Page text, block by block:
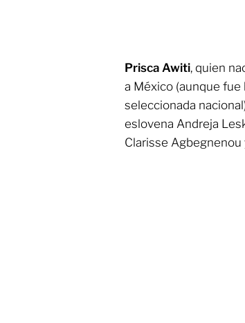
Prisca Awiti, quien
a México (aunque
seleccionada
eslovena Andreja
Clarisse Agbegnenou